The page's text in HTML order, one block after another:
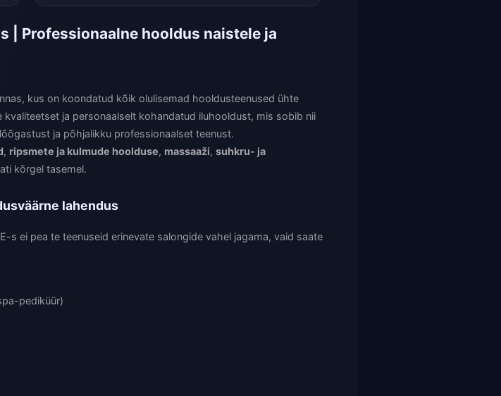
| Professionaalne hooldus naistele ja
kus on koondatud kõik olulisemad hooldusteenused ühte
ja personaalselt kohandatud iluhooldust, mis sobib nii
ja põhjalikku professionaalset teenust.
, ripsmete ja kulmude hoolduse, massaaži, suhkru- ja
kõrgel tasemel.
lahendus
s ei pea te teenuseid erinevate salongide vahel jagama, vaid saate
pediküür)